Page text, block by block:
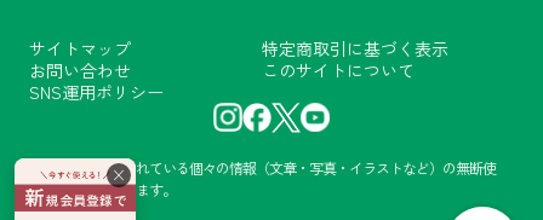
×
サイトマップ
特定商取引に基づく表示
お問い合わせ
このサイトについて
SNS運用ポリシー
当サイトに掲載されている個々の情報（文章・写真・イラストなど）の無断使
用・転載を禁止します。